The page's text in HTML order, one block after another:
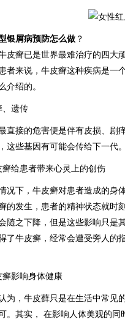
银屑病预防怎么做 ？
癣已是世界最难治疗的四大顽
者来说，牛皮癣这种疾病是一
介绍的。
遗传
接的危害便是伴有皮损、剧痒
这些基因有可能会传给下一代。
给患者带来心灵上的创伤
下，牛皮癣对患者造成的身体
的发生，患者的精神状态就时
随之下降，但是这些影响只是
了牛皮癣，经常会遭受旁人的
影响身体健康
，牛皮藓只是在生活中常见的
。其实， 在影响人体美观的